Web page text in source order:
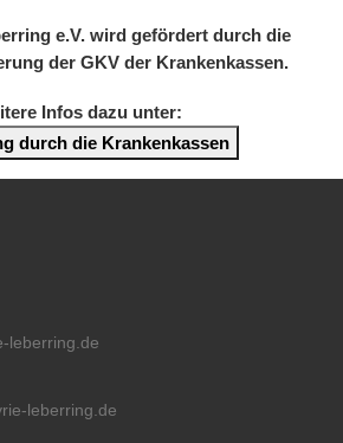
e.V. wird gefördert durch die
der GKV der Krankenkassen.
Infos dazu unter:
durch die Krankenkassen
leberring.de
leberring.de